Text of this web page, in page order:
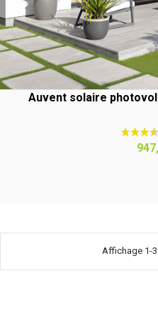
Auvent solaire
Prix
Affichage 1-